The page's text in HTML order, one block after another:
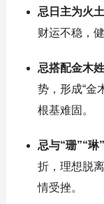
忌日主为火
财运不稳，
忌搭配金木
势，形成“金
根基难固。
忌与“珊”“琳
折，理想脱
情受挫。